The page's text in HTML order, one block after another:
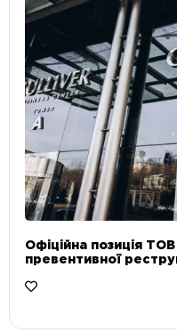
Офіційна позиція
превентивної